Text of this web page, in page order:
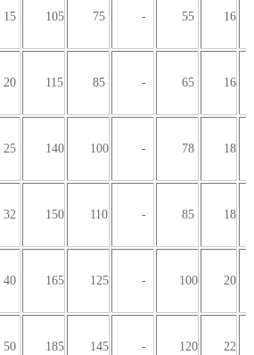
15 105 75 - 55 16
20 115 85 - 65 16
25 140 100 - 78 18
32 150 110 - 85 18
40 165 125 - 100 20
50 185 145 - 120 22